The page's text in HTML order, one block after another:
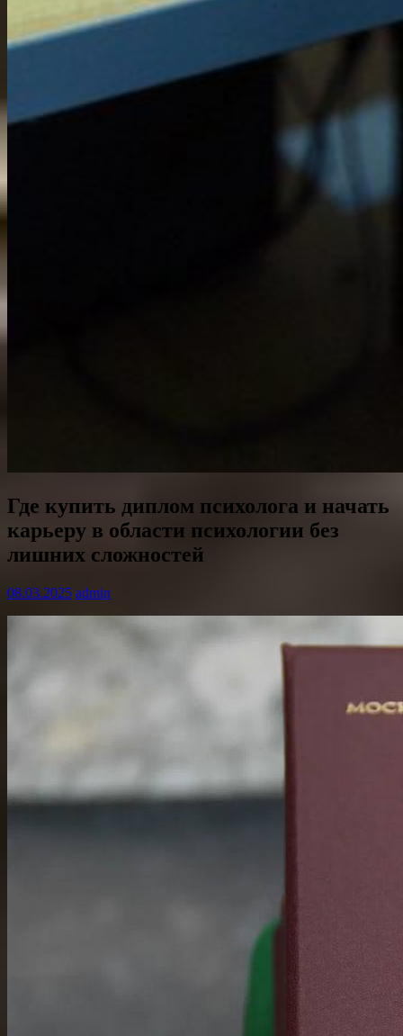
Где купить диплом психолога и начать
карьеру в области психологии без
лишних сложностей
08.03.2025 admin